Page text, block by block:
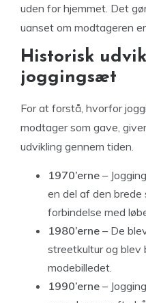
uden for hjemmet. Det
uanset om modtageren
Historisk
joggingsæt
For at forstå, hvorfor
modtager som gave,
udvikling gennem tiden.
1970’erne –
en del af den
forbindelse med
1980’erne – De
streetkultur og blev
modebilledet.
1990’erne –